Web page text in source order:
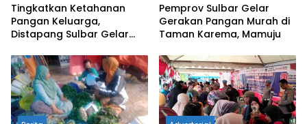
Tingkatkan Ketahanan
Pangan Keluarga,
Distapang Sulbar Gelar
Halaman Rumah
Pemprov Sulbar Gelar
Gerakan Pangan Murah di